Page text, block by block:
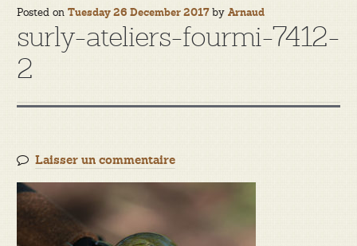
Posted on Tuesday 26 December 2017by Arnaud
surly-ateliers-fourmi-7412-
2
Laisser un commentaire